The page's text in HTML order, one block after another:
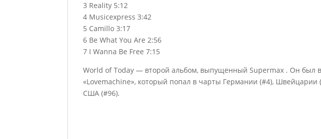
3 Reality 5:12
4 Musicexpress 3:42
5 Camillo 3:17
6 Be What You Are 2:56
7 I Wanna Be Free 7:15
World of Today — второй альбом, выпущенный Supermax . Он был
«Lovemachine», который попал в чарты Германии (#4), Швейцарии
США (#96).